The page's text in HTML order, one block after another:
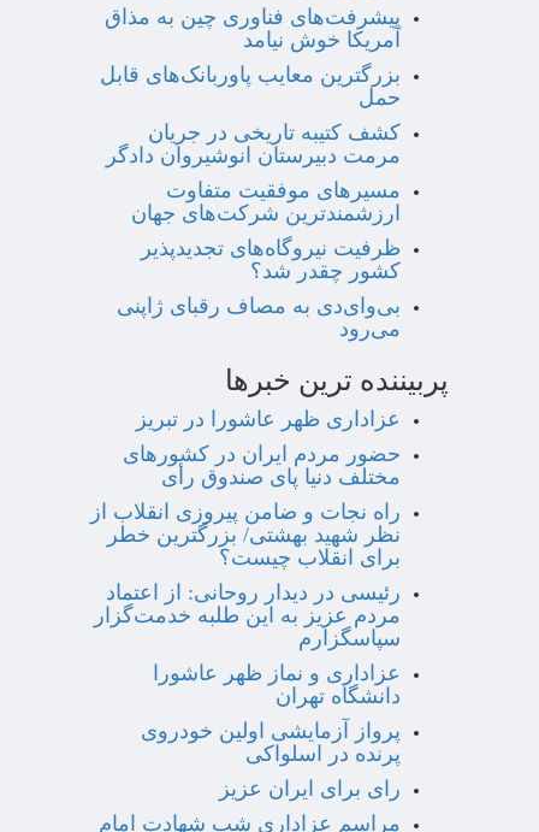
پیشرفت‌های فناوری چین به مذاق
آمریکا خوش نیامد
بزرگترین معایب پاوربانک‌های قابل
حمل
کشف کتیبه تاریخی در جریان
مرمت دبیرستان انوشیروان دادگر
مسیرهای موفقیت متفاوت
ارزشمندترین شرکت‌های جهان
ظرفیت نیروگاه‌های تجدیدپذیر
کشور چقدر شد؟
بی‌وای‌دی به مصاف رقبای ژاپنی
می‌رود
پربیننده ترین خبرها
عزاداری ظهر عاشورا در تبریز
حضور مردم ایران در کشورهای
مختلف دنیا پای صندوق رأی
راه نجات و ضامن پیروزی انقلاب از
نظر شهید بهشتی/ بزرگترین خطر
برای انقلاب چیست؟
رئیسی در دیدار روحانی: از اعتماد
مردم عزیز به این طلبه خدمت‌گزار
سپاسگزارم
عزاداری و نماز ظهر عاشورا
دانشگاه تهران
پرواز آزمایشی اولین خودروی
پرنده در اسلواکی
رای برای ایران عزیز
مراسم عزاداری شب شهادت امام